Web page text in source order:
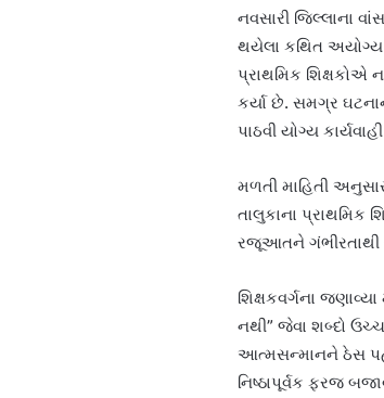
નવસારી જિલ્લાના
થયેલા કથિત અયોગ્ય
પ્રાથમિક શિક્ષકોએ
કર્યા છે. સમગ્ર
પાઠવી યોગ્ય
મળતી માહિતી
તાલુકાના પ્રાથમિક
રજૂઆતને ગંભીરતાથી
શિક્ષકવર્ગના
નથી” જેવા શબ્દો
આત્મસન્માનને ઠેસ
નિષ્ઠાપૂર્વક ફરજ